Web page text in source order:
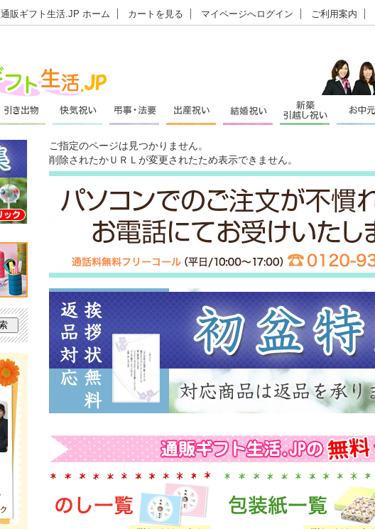
通販ギフト生活.JP ホーム カートを見る マイページへログイン ご利用案内
ご指定のページは見つかりません。
削除されたかＵＲＬが変更されたため表示できません。